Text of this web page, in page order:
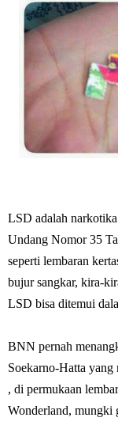
LSD adalah
Undang Nomor 35
seperti lembaran
bujur sangkar, kira-
LSD bisa ditemui
BNN pernah
Soekarno-Hatta
, di permukaan
Wonderland, mungki